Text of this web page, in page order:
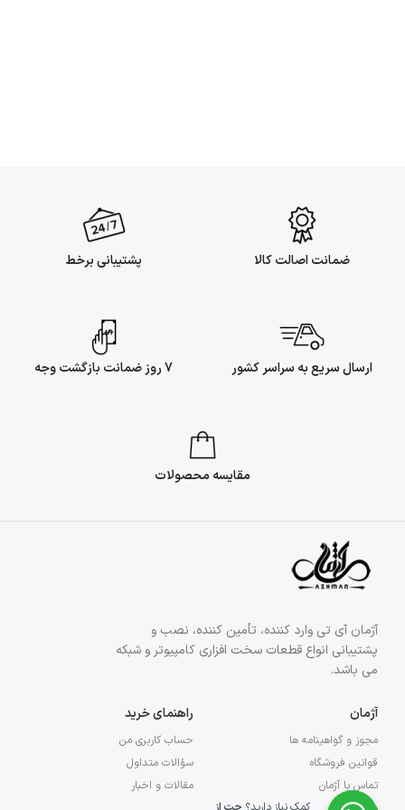
ضمانت اصالت کالا پشتیبانی برخط
ارسال سریع به سراسر کشور 7 روز ضمانت بازگشت وجه
مقایسه محصولات
آژمان آی تی وارد کننده، تأمین کننده، نصب و
پشتیبانی انواع قطعات سخت افزاری کامپیوتر و شبکه
می باشد.
آژمان
مجوز و گواهینامه ها
قوانین فروشگاه
تماس با آژمان
راهنمای خرید
حساب کاربری من
سؤالات متداول
مقالات و اخبار